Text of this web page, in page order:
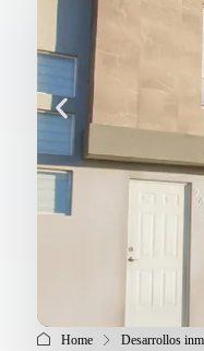
Home Desarrollos